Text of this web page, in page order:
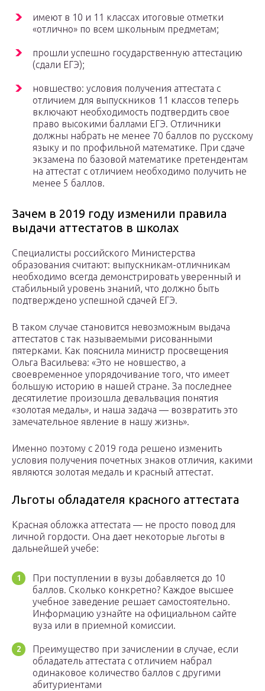
имеют в 10 и 11 классах итоговые отметки
«отлично» по всем школьным предметам;
прошли успешно государственную аттестацию
(сдали ЕГЭ);
новшество: условия получения аттестата с
отличием для выпускников 11 классов теперь
включают необходимость подтвердить свое
право высокими баллами ЕГЭ. Отличники
должны набрать не менее 70 баллов по русскому
языку и по профильной математике. При сдаче
экзамена по базовой математике претендентам
на аттестат с отличием необходимо получить не
менее 5 баллов.
Зачем в 2019 году изменили правила
выдачи аттестатов в школах
Специалисты российского Министерства
образования считают: выпускникам-отличникам
необходимо всегда демонстрировать уверенный и
стабильный уровень знаний, что должно быть
подтверждено успешной сдачей ЕГЭ.
В таком случае становится невозможным выдача
аттестатов с так называемыми рисованными
пятерками. Как пояснила министр просвещения
Ольга Васильева: «Это не новшество, а
своевременное упорядочивание того, что имеет
большую историю в нашей стране. За последнее
десятилетие произошла девальвация понятия
«золотая медаль», и наша задача — возвратить это
замечательное явление в нашу жизнь».
Именно поэтому с 2019 года решено изменить
условия получения почетных знаков отличия, какими
являются золотая медаль и красный аттестат.
Льготы обладателя красного аттестата
Красная обложка аттестата — не просто повод для
личной гордости. Она дает некоторые льготы в
дальнейшей учебе:
При поступлении в вузы добавляется до 10
баллов. Сколько конкретно? Каждое высшее
учебное заведение решает самостоятельно.
Информацию узнайте на официальном сайте
вуза или в приемной комиссии.
Преимущество при зачислении в случае, если
обладатель аттестата с отличием набрал
одинаковое количество баллов с другими
абитуриентами